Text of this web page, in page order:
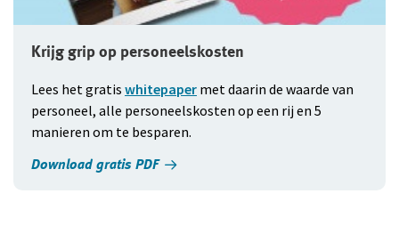
Krijg grip op personeelskosten
Lees het gratis whitepaper met daarin de waarde van
personeel, alle personeels­kosten op een rij en 5
manieren om te besparen.
Download gratis PDF